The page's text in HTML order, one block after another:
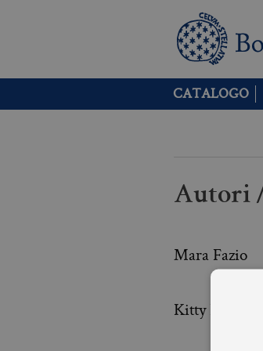
CATALOGO
Autori
Mara Fazio
Kitty Ferguson